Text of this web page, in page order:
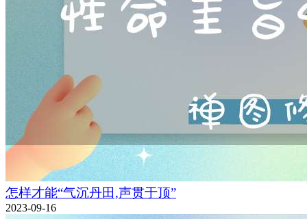
怎样才能“气沉丹田,声贯于顶”
2023-09-16